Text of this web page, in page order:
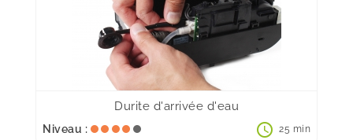
Durite d'arrivée d'eau
Niveau : schedule 25 min